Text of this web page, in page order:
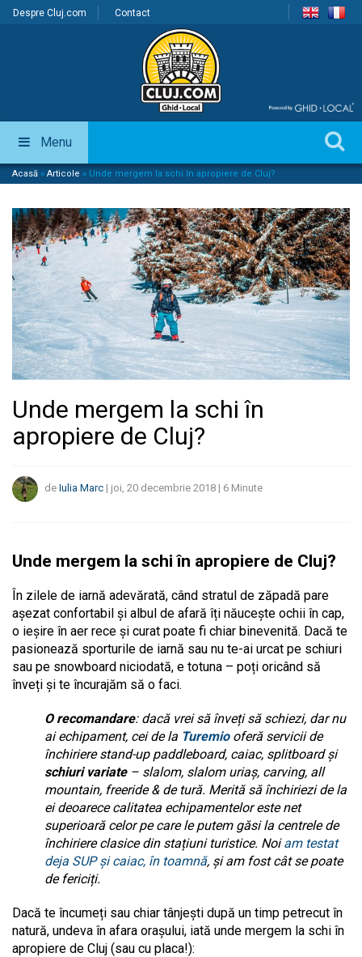
Despre Cluj.com Contact
Menu
Acasă » Articole » Unde mergem la schi în apropiere de Cluj?
Unde mergem la schi în
apropiere de Cluj?
de Iulia Marc | joi, 20 decembrie 2018 | 6 Minute
Unde mergem la schi în apropiere de Cluj?
În zilele de iarnă adevărată, când stratul de zăpadă pare
așezat confortabil și albul de afară îți năucește ochii în cap,
o ieșire în aer rece și curat poate fi chiar binevenită. Dacă te
pasionează sporturile de iarnă sau nu te-ai urcat pe schiuri
sau pe snowboard niciodată, e totuna – poți oricând să
înveți și te încurajăm să o faci.
O recomandare: dacă vrei să înveți să schiezi, dar nu
ai echipament, cei de la Turemio oferă servicii de
închiriere stand-up paddleboard, caiac, splitboard și
schiuri variate– slalom, slalom uriaș, carving, all
mountain, freeride & de tură. Merită să închiriezi de la
ei deoarece calitatea echipamentelor este net
superioară celor pe care le putem găsi la centrele de
închiriere clasice din stațiuni turistice. Noiam testat
deja SUP și caiac, în toamnă, și am fost cât se poate
de fericiți.
Dacă te încumeți sau chiar tânjești după un timp petrecut în
natură, undeva în afara orașului, iată unde mergem la schi în
apropiere de Cluj (sau cu placa!):